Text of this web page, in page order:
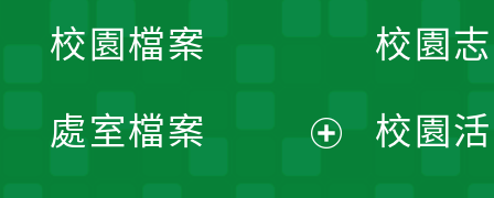
單
校園檔案
處室檔案
校園
校園